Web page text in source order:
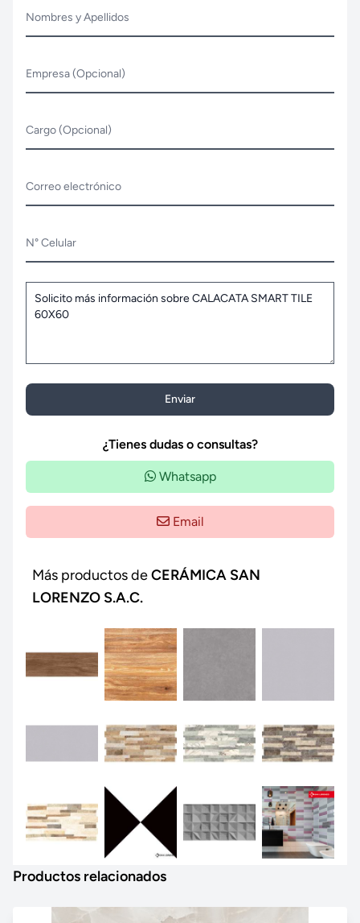
Nombres y Apellidos
Empresa (Opcional)
Cargo (Opcional)
Correo electrónico
N° Celular
Enviar
¿Tienes dudas o consultas?
Whatsapp
Email
Más productos deCERÁMICA SAN
LORENZO S.A.C.
Productos relacionados